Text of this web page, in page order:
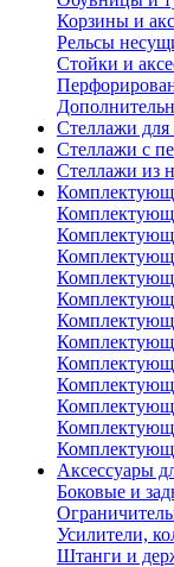
Корзины и
Рельсы
Стойки и
Стеллажи
Стеллажи с
Стеллажи из
Аксессуары
Боковые и
Усилители,
Штанги и